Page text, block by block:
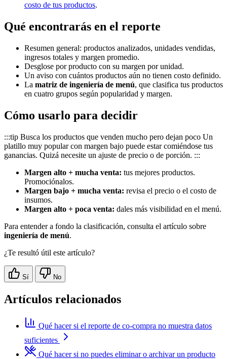
costo de tus productos.
Qué encontrarás en el reporte
Resumen general: productos analizados, unidades vendidas,
ingresos totales y margen promedio.
Desglose por producto con su margen por unidad.
Un aviso con cuántos productos aún no tienen costo definido.
La matriz de ingeniería de menú, que clasifica tus productos
en cuatro grupos según popularidad y margen.
Cómo usarlo para decidir
:::tip Busca los productos que venden mucho pero dejan poco Un
platillo muy popular con margen bajo puede estar comiéndose tus
ganancias. Quizá necesite un ajuste de precio o de porción. :::
Margen alto + mucha venta: tus mejores productos.
Promociónalos.
Margen bajo + mucha venta: revisa el precio o el costo de
insumos.
Margen alto + poca venta: dales más visibilidad en el menú.
Para entender a fondo la clasificación, consulta el artículo sobre
ingeniería de menú.
¿Te resultó útil este artículo?
Sí No
Artículos relacionados
Qué hacer si el reporte de co-compra no muestra datos
suficientes
Qué hacer si no puedes eliminar o archivar un producto